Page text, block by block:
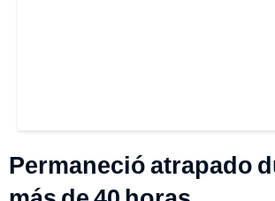
Permaneció atrapado